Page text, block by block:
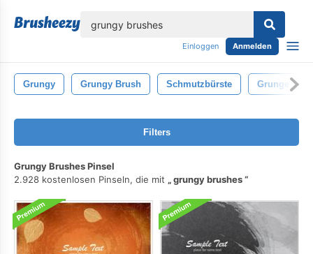
Einloggen Anmelden
Grungy Grungy Brush Schmutzbürste Grunge
Filters
Grungy Brushes Pinsel
2.928 kostenlosen Pinseln, die mit
grungy brushes